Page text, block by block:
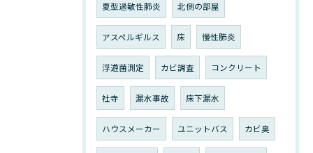
夏型過敏性肺炎 北側の部屋
アスペルギルス 床 慢性肺炎
浮遊菌測定 カビ調査 コンクリート
社寺 漏水事故 床下漏水
ハウスメーカー ユニットバス カビ臭